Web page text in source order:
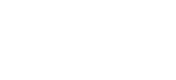
：西安市安心妈妈月子中心
：4路、220路、210路、28
：来参加的宝妈们一定要先
减少，因为有妈妈在后台问小
孕期食品安全的，各位孕妈